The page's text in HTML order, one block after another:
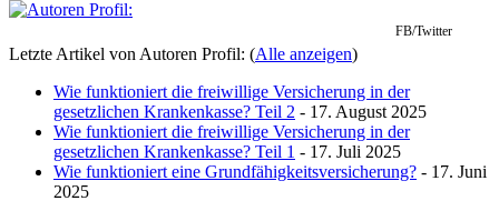
FB/Twitter
Letzte Artikel von Autoren Profil: (Alle anzeigen)
Wie funktioniert die freiwillige Versicherung in der
gesetzlichen Krankenkasse? Teil 2 - 17. August 2025
Wie funktioniert die freiwillige Versicherung in der
gesetzlichen Krankenkasse? Teil 1 - 17. Juli 2025
Wie funktioniert eine Grundfähigkeitsversicherung? - 17. Juni
2025